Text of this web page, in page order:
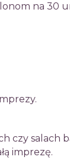
na 30
czy salach
imprezę.